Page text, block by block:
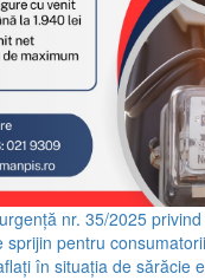
nr. 35/2025
sprijin pentru
în situația de sărăcie